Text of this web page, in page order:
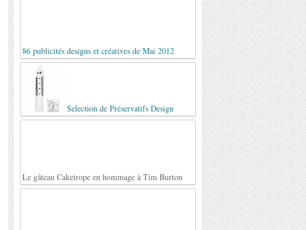
86 publicités designs et créatives de Mai 2012
Selection de Préservatifs Design
Le gâteau Caketrope en hommage à Tim Burton